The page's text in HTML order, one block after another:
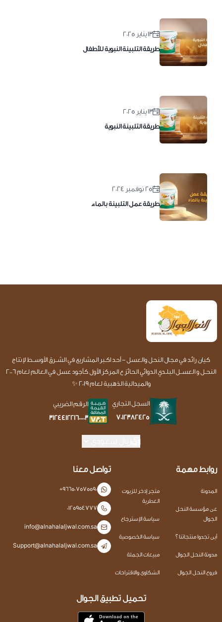
١٣ يناير ٢٠٢٥
طريقة التلبينة النبوية للأطفال
١٣ يناير ٢٠٢٥
طريقة التلبينة النبوية
٢٥ نوفمبر ٢٠٢٤
طريقة عمل التلبينة بالماء
كيان رائد في مجال النحل والعسل - أحد اكـبر المشاريع في الشــرق الأوســط لإنتاج
النحـل و العســل البلـدي الدوائي الحائز ع المركز الأول كأجود عسل في العالم لعام 2006
والميدالية الذهبية لعام 2019 ✨
السجل التجاري
7012382425
الرقم الضريبي
312441221600003
روابط مهمة
المدونة
عن مؤسسة النحل
الجوال
أين تجدوا منتجاتنا ؟
مدونة النحل الجوال
فروع النحل الجوال
متجر إذخر للزيوت
العطرية
سياسة الإسترجاع
سياسة الخصوصية
مبيعات الجملة
الشكاوى والاقتراحات
تواصل معنا
+966507575590
0125954777
info@alnahalaljwal.com.sa
Support@alnahalaljwal.com.sa
تحميل تطبيق الجوال